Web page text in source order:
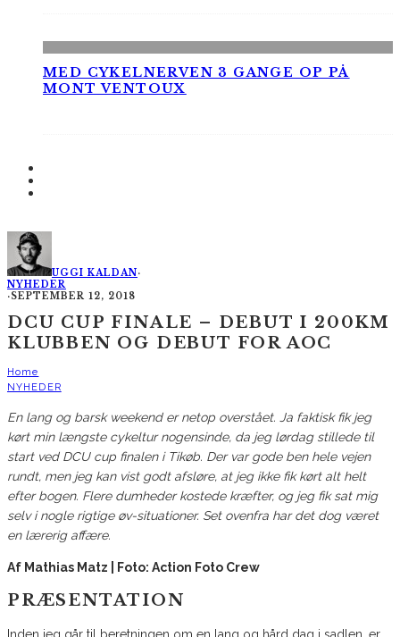
MED CYKELNERVEN 3 GANGE OP PÅ
MONT VENTOUX
UGGI KALDAN·
NYHEDER
·SEPTEMBER 12, 2018
DCU CUP FINALE – DEBUT I 200KM
KLUBBEN OG DEBUT FOR AOC
Home
NYHEDER
En lang og barsk weekend er netop overstået. Ja faktisk fik jeg
kørt min længste cykeltur nogensinde, da jeg lørdag stillede til
start ved DCU cup finalen i Tikøb. Der var gode ben hele vejen
rundt, men jeg kan vist godt afsløre, at jeg ikke fik kørt alt helt
efter bogen. Flere dumheder kostede kræfter, og jeg fik sat mig
selv i nogle rigtige øv-situationer. Set ovenfra har det dog været
en lærerig affære.
Af Mathias Matz | Foto: Action Foto Crew
PRÆSENTATION
Inden jeg går til beretningen om en lang og hård dag i sadlen, er